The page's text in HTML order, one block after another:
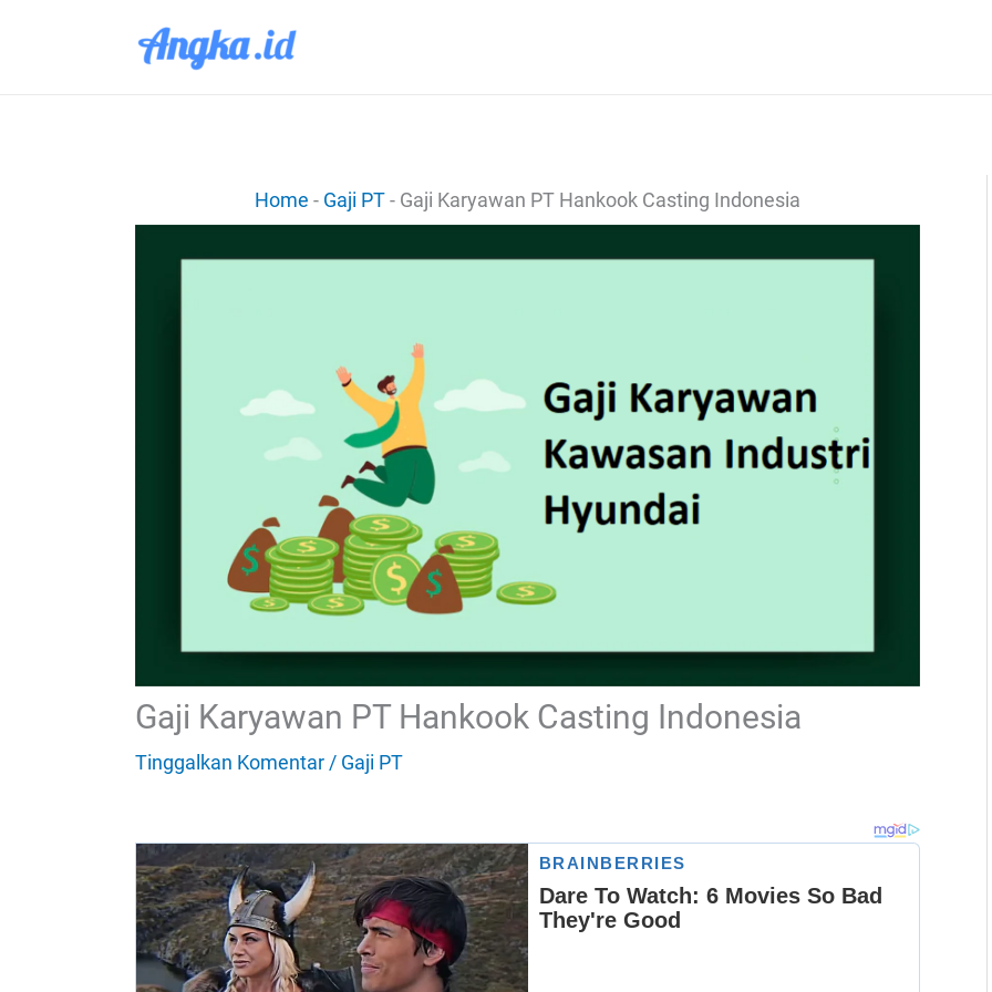
Home - Gaji PT- Gaji Karyawan PT Hankook Casting Indonesia
Gaji Karyawan PT Hankook Casting Indonesia
Tinggalkan Komentar/ Gaji PT